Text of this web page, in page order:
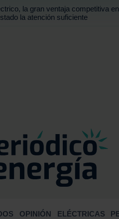
la gran ventaja competitiva
la atención suficiente
OPINIÓN ELÉCTRICAS